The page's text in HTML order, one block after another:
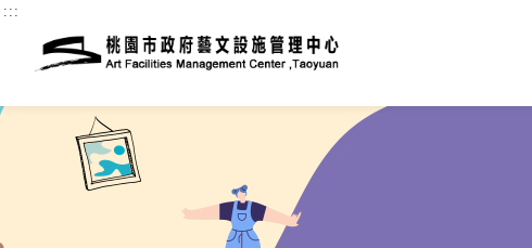
:::